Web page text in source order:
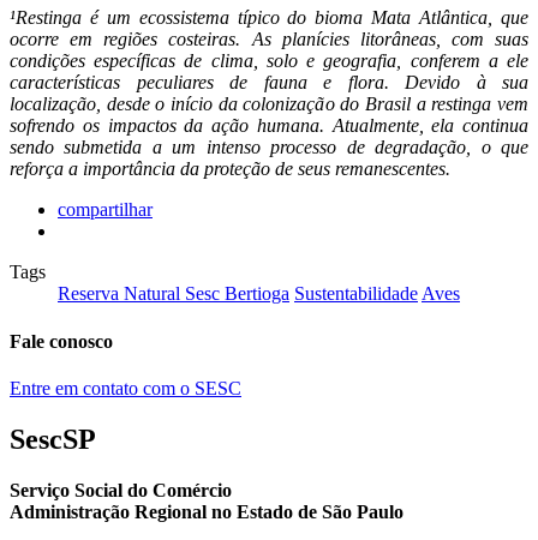
¹Restinga é um ecossistema típico do bioma Mata Atlântica, que
ocorre em regiões costeiras. As planícies litorâneas, com suas
condições específicas de clima, solo e geografia, conferem a ele
características peculiares de fauna e flora. Devido à sua
localização, desde o início da colonização do Brasil a restinga vem
sofrendo os impactos da ação humana. Atualmente, ela continua
sendo submetida a um intenso processo de degradação, o que
reforça a importância da proteção de seus remanescentes.
compartilhar
Tags
Reserva Natural Sesc Bertioga Sustentabilidade Aves
Fale conosco
Entre em contato com o SESC
SescSP
Serviço Social do Comércio
Administração Regional no Estado de São Paulo